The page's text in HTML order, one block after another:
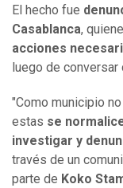
El hecho fue
Casablanca,
acciones
luego de conversar
"Como municipio
estas se
investigar y
través de un
parte de Koko